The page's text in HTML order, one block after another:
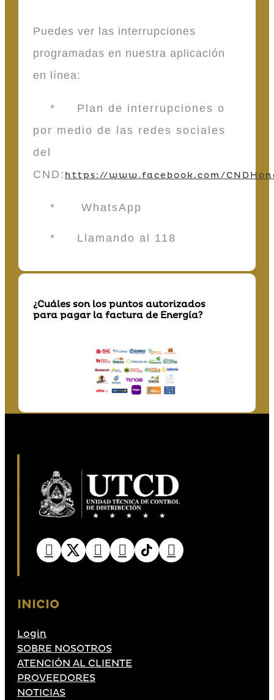
Puedes ver las interrupciones
programadas en nuestra aplicación
en línea:
* Plan de interrupciones o
por medio de las redes sociales
del
CND: https://www.facebook.com/
* WhatsApp
* Llamando al 118
¿Cuáles son los puntos autorizados
para pagar la factura de Energía?
INICIO
Login
SOBRE NOSOTROS
ATENCIÓN AL CLIENTE
PROVEEDORES
NOTICIAS